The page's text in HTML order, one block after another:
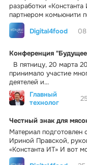
разработки
партнером комьюнити
Digital4food
08
Конференция
В пятницу, 20 марта
принимало участие
деятелей и...
Главный
технолог
Честный знак для
Материал
Ириной Правской,
«Константа ИТ» И вот